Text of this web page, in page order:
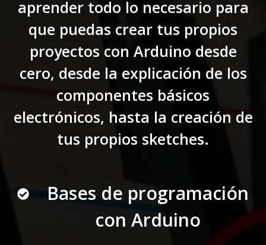
aprender todo lo necesario para
que puedas crear tus propios
proyectos con Arduino desde
cero, desde la explicación de los
componentes básicos
electrónicos, hasta la creación de
tus propios sketches.
Bases de programación
con Arduino